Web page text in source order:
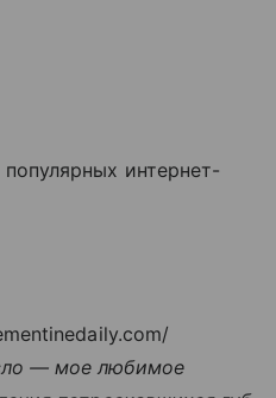
интернет-
— мое любимое